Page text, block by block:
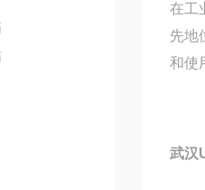
在工
先地
和使
武汉